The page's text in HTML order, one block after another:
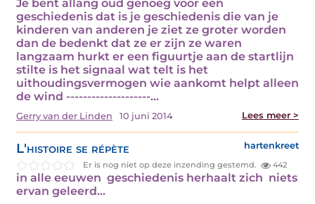
Je bent allang oud genoeg voor een
geschiedenis dat is je geschiedenis die van je
kinderen van anderen je ziet ze groter worden
dan de bedenkt dat ze er zijn ze waren
langzaam hurkt er een figuurtje aan de startlijn
stilte is het signaal wat telt is het
uithoudingsvermogen wie aankomt helpt alleen
de wind --------------------…
Gerry van der Linden 10 juni 2014 Lees meer >
L'histoire se répète hartenkreet
Er is nog niet op deze inzending gestemd. 442
in alle eeuwen geschiedenis herhaalt zich niets
ervan geleerd…